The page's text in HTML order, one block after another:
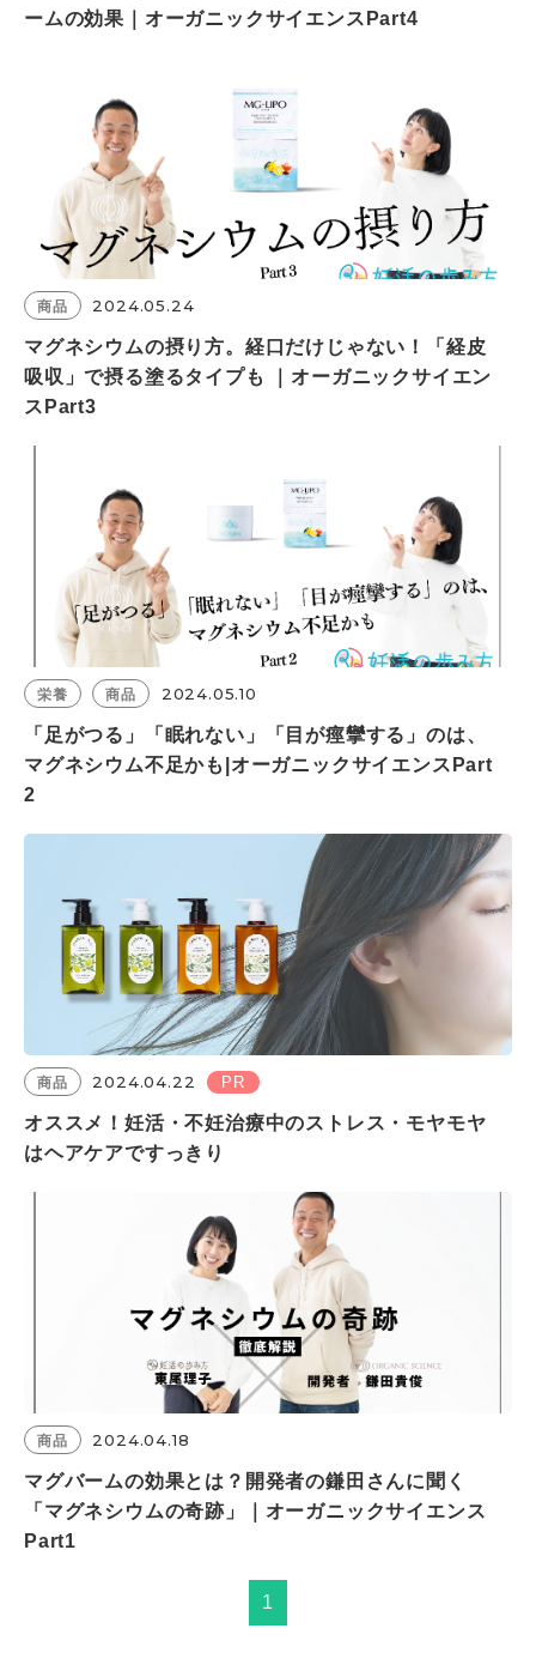
ームの効果｜オーガニックサイエンスPart4
商品 2024.05.24
マグネシウムの摂り方。経口だけじゃない！「経皮
吸収」で摂る塗るタイプも ｜オーガニックサイエン
スPart3
栄養 商品 2024.05.10
「足がつる」「眠れない」「目が痙攣する」のは、
マグネシウム不足かも|オーガニックサイエンスPart
2
商品 2024.04.22 PR
オススメ！妊活・不妊治療中のストレス・モヤモヤ
はヘアケアですっきり
商品 2024.04.18
マグバームの効果とは？開発者の鎌田さんに聞く
「マグネシウムの奇跡」｜オーガニックサイエンス
Part1
1